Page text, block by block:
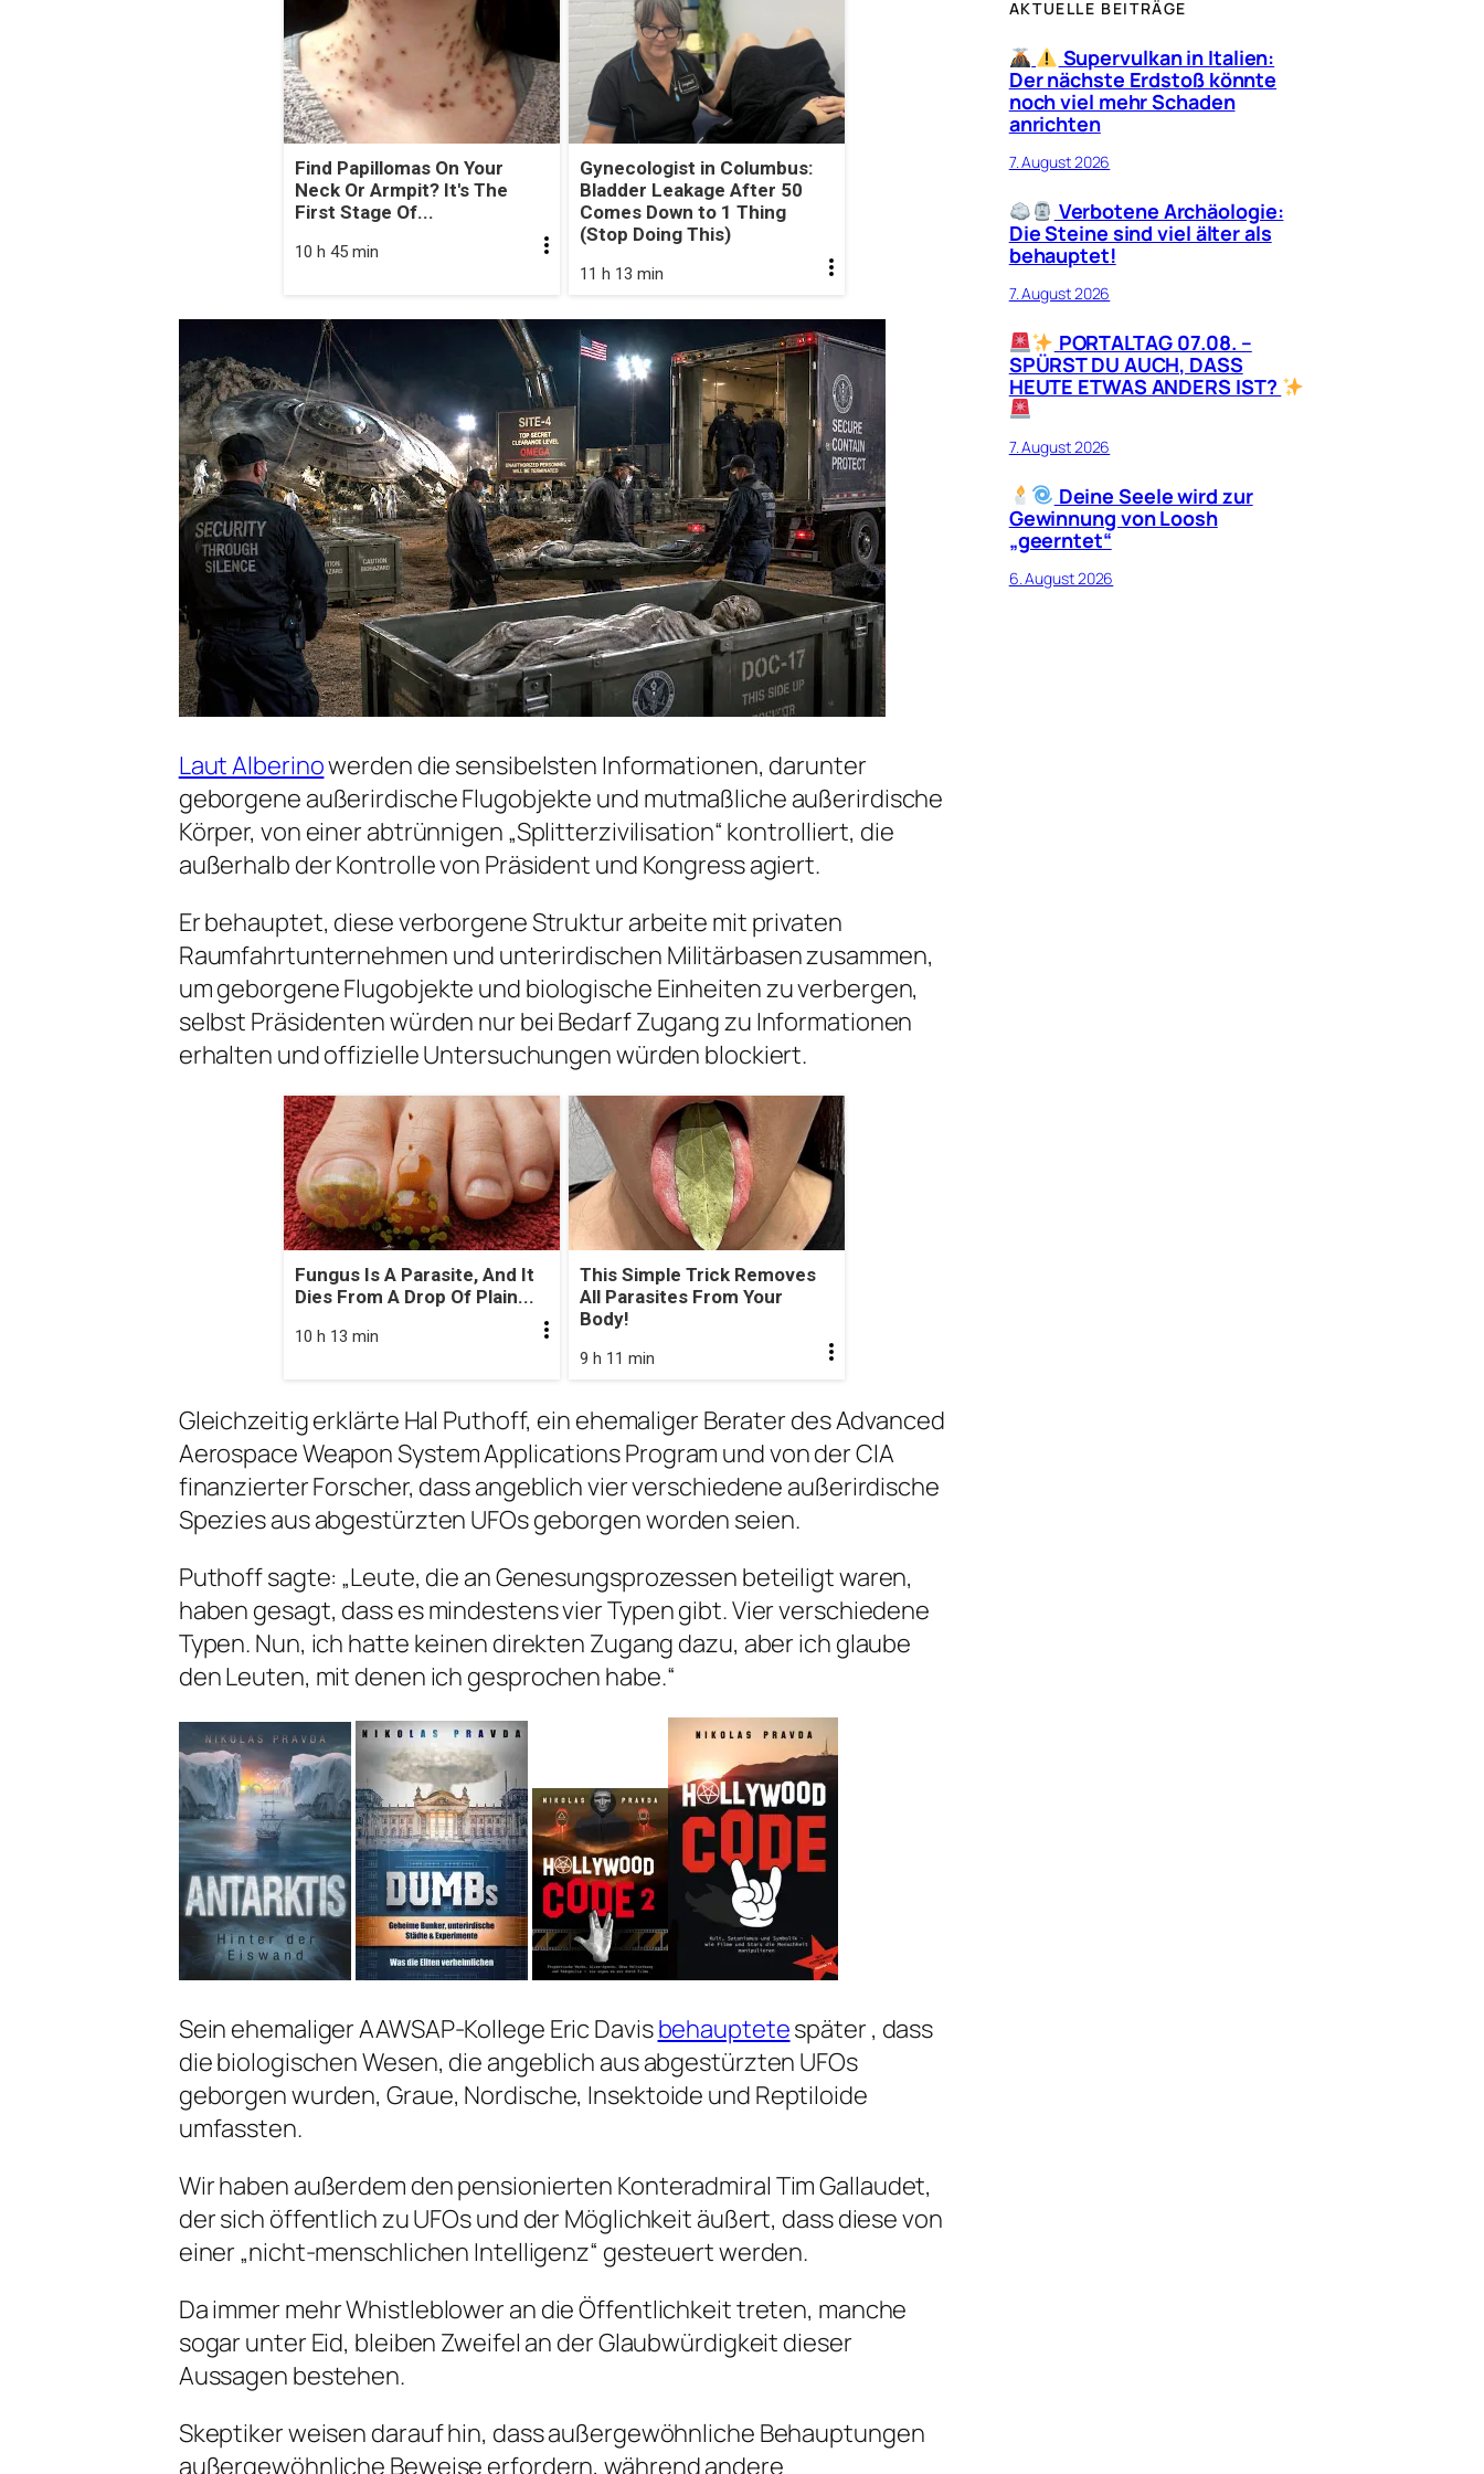
Find Papillomas On Your
Neck Or Armpit? It's The
First Stage Of...
10 h 45 min
Gynecologist in Columbus:
Bladder Leakage After 50
Comes Down to 1 Thing
(Stop Doing This)
11 h 13 min
Laut Alberinowerden die sensibelsten Informationen, darunter
geborgene außerirdische Flugobjekte und mutmaßliche außerirdische
Körper, von einer abtrünnigen „Splitterzivilisation“ kontrolliert, die
außerhalb der Kontrolle von Präsident und Kongress agiert.
Er behauptet, diese verborgene Struktur arbeite mit privaten
Raumfahrtunternehmen und unterirdischen Militärbasen zusammen,
um geborgene Flugobjekte und biologische Einheiten zu verbergen,
selbst Präsidenten würden nur bei Bedarf Zugang zu Informationen
erhalten und offizielle Untersuchungen würden blockiert.
Fungus Is A Parasite, And It
Dies From A Drop Of Plain...
10 h 13 min
This Simple Trick Removes
All Parasites From Your
Body!
9 h 11 min
Gleichzeitig erklärte Hal Puthoff, ein ehemaliger Berater des Advanced
Aerospace Weapon System Applications Program und von der CIA
finanzierter Forscher, dass angeblich vier verschiedene außerirdische
Spezies aus abgestürzten UFOs geborgen worden seien.
Puthoff sagte: „Leute, die an Genesungsprozessen beteiligt waren,
haben gesagt, dass es mindestens vier Typen gibt. Vier verschiedene
Typen. Nun, ich hatte keinen direkten Zugang dazu, aber ich glaube
den Leuten, mit denen ich gesprochen habe.“
Sein ehemaliger AAWSAP-Kollege Eric Davisbehauptetespäter , dass
die biologischen Wesen, die angeblich aus abgestürzten UFOs
geborgen wurden, Graue, Nordische, Insektoide und Reptiloide
umfassten.
Wir haben außerdem den pensionierten Konteradmiral Tim Gallaudet,
der sich öffentlich zu UFOs und der Möglichkeit äußert, dass diese von
einer „nicht-menschlichen Intelligenz“ gesteuert werden.
Da immer mehr Whistleblower an die Öffentlichkeit treten, manche
sogar unter Eid, bleiben Zweifel an der Glaubwürdigkeit dieser
Aussagen bestehen.
Skeptiker weisen darauf hin, dass außergewöhnliche Behauptungen
außergewöhnliche Beweise erfordern, während andere
AKTUELLE BEITRÄGE
Supervulkan in Italien:
Der nächste Erdstoß könnte
noch viel mehr Schaden
anrichten
7. August 2026
Verbotene Archäologie:
Die Steine sind viel älter als
behauptet!
7. August 2026
PORTALTAG 07.08. –
SPÜRST DU AUCH, DASS
HEUTE ETWAS ANDERS IST?
7. August 2026
Deine Seele wird zur
Gewinnung von Loosh
„geerntet“
6. August 2026